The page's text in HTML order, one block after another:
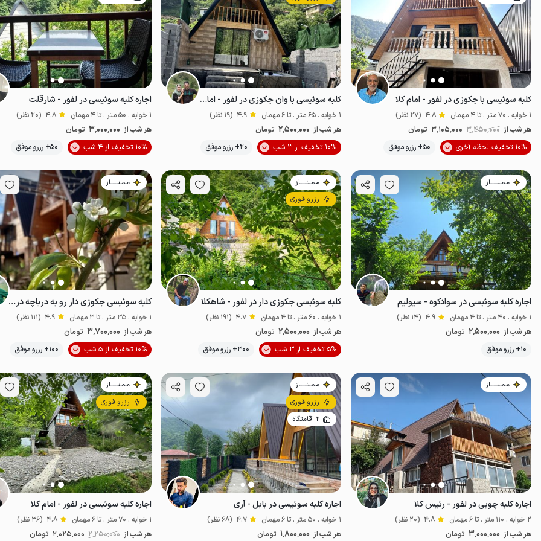
کلبه سوئیسی با جکوزی در لفور - امام کلا
1 خوابه . 70 متر . تا 4 مهمان 4.8 (27 نظر)
هر شب از 3٬450٬000 3٬105٬000 تومان
10% تخفیف لحظه آخری
50+ رزرو موفق خوش منظره موقعیت در نقشه
کلبه سوئیسی با وان جکوزی در لفور - امام کلا
1 خوابه . 65 متر . تا 6 مهمان 4.9 (19 نظر)
هر شب از 2٬500٬000 تومان
10% تخفیف از 3 شب
20+ رزرو موفق موقعیت در نقشه
اجاره کلبه سوئیسی در لفور - شارقلت
1 خوابه . 50 متر . تا 4 مهمان 4.8 (20 نظر)
هر شب از 3٬000٬000 تومان
10% تخفیف از 4 شب
50+ رزرو موفق
مـمـتــــــاز
اجاره کلبه سوئیسی در سوادکوه - سیولیم
1 خوابه . 40 متر . تا 4 مهمان 4.9 (14 نظر)
هر شب از 2٬500٬000 تومان
10+ رزرو موفق
موقعیت در نقشه
مـمـتــــــاز
رزرو فوری
کلبه سوئیسی جکوزی دار در لفور - شاهکلا
1 خوابه . 60 متر . تا 4 مهمان 4.7 (191 نظر)
هر شب از 2٬500٬000 تومان
5% تخفیف از 3 شب
300+ رزرو موفق خوش منظره
مـمـتــــــاز
کلبه سوئیسی جکوزی دار رو به دریاچه در لفور
1 خوابه . 35 متر . تا 3 مهمان 4.9 (111 نظر)
هر شب از 3٬700٬000 تومان
10% تخفیف از 5 شب
100+ رزرو موفق
مـمـتــــــاز
اجاره کلبه چوبی در لفور - رئیس کلا
2 خوابه . 110 متر . تا 6 مهمان 4.8 (20 نظر)
هر شب از 3٬000٬000 تومان
مـمـتــــــاز
رزرو فوری
2 اقامتگاه
اجاره کلبه سوئیسی در بابل - آری
1 خوابه . 50 متر . تا 6 مهمان 4.7 (68 نظر)
هر شب از 1٬800٬000 تومان
مـمـتــــــاز
رزرو فوری
اجاره کلبه سوئیسی در لفور - امام کلا
1 خوابه . 70 متر . تا 6 مهمان 4.8 (36 نظر)
هر شب از 2٬250٬000 2٬025٬000 تومان